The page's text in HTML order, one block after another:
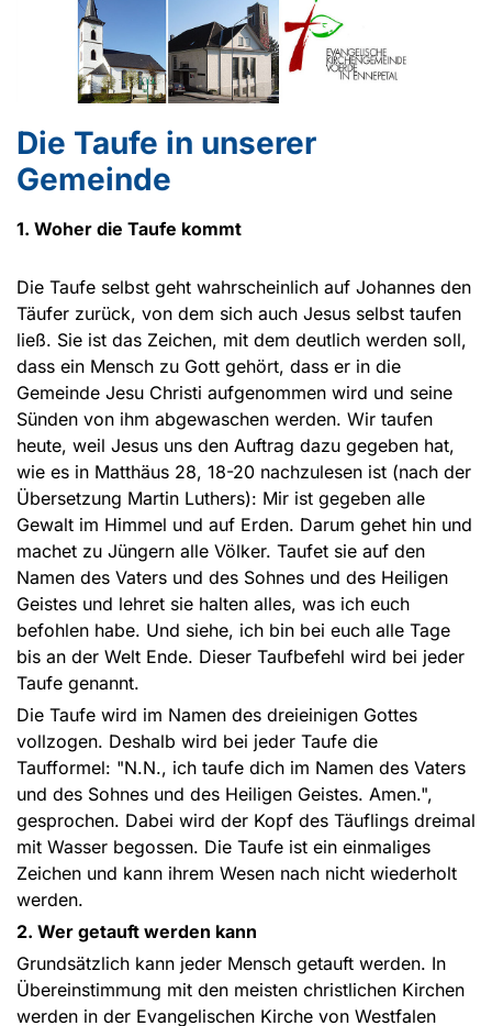
Die Taufe in unserer
Gemeinde
1. Woher die Taufe kommt
Die Taufe selbst geht wahrscheinlich auf Johannes den
Täufer zurück, von dem sich auch Jesus selbst taufen
ließ. Sie ist das Zeichen, mit dem deutlich werden soll,
dass ein Mensch zu Gott gehört, dass er in die
Gemeinde Jesu Christi aufgenommen wird und seine
Sünden von ihm abgewaschen werden. Wir taufen
heute, weil Jesus uns den Auftrag dazu gegeben hat,
wie es in Matthäus 28, 18-20 nachzulesen ist (nach der
Übersetzung Martin Luthers): Mir ist gegeben alle
Gewalt im Himmel und auf Erden. Darum gehet hin und
machet zu Jüngern alle Völker. Taufet sie auf den
Namen des Vaters und des Sohnes und des Heiligen
Geistes und lehret sie halten alles, was ich euch
befohlen habe. Und siehe, ich bin bei euch alle Tage
bis an der Welt Ende. Dieser Taufbefehl wird bei jeder
Taufe genannt.
Die Taufe wird im Namen des dreieinigen Gottes
vollzogen. Deshalb wird bei jeder Taufe die
Taufformel: "N.N., ich taufe dich im Namen des Vaters
und des Sohnes und des Heiligen Geistes. Amen.",
gesprochen. Dabei wird der Kopf des Täuflings dreimal
mit Wasser begossen. Die Taufe ist ein einmaliges
Zeichen und kann ihrem Wesen nach nicht wiederholt
werden.
2. Wer getauft werden kann
Grundsätzlich kann jeder Mensch getauft werden. In
Übereinstimmung mit den meisten christlichen Kirchen
werden in der Evangelischen Kirche von Westfalen